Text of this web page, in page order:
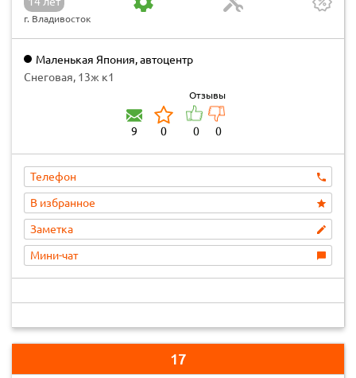
г. Владивосток
Маленькая Япония, автоцентр
Снеговая, 13ж к1
9 0
Отзывы
0 0
Телефон
В избранное
Заметка
Мини-чат
17